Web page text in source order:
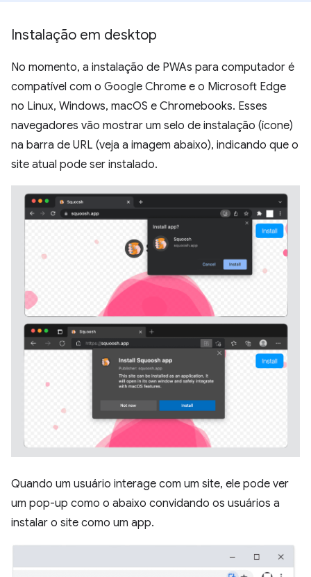
Instalação em desktop
No momento, a instalação de PWAs para computador é
compatível com o Google Chrome e o Microsoft Edge
no Linux, Windows, macOS e Chromebooks. Esses
navegadores vão mostrar um selo de instalação (ícone)
na barra de URL (veja a imagem abaixo), indicando que o
site atual pode ser instalado.
Quando um usuário interage com um site, ele pode ver
um pop-up como o abaixo convidando os usuários a
instalar o site como um app.